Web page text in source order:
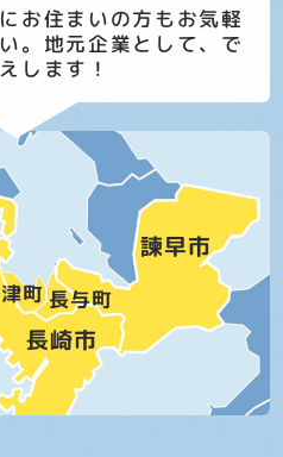
お住まいの方もお気軽
。地元企業として、で
します！